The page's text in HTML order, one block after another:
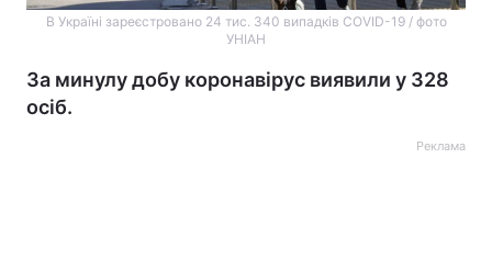
В Україні зареєстровано 24 тис. 340 випадків COVID-19 / фото
УНІАН
За минулу добу коронавірус виявили у 328
осіб.
Реклама